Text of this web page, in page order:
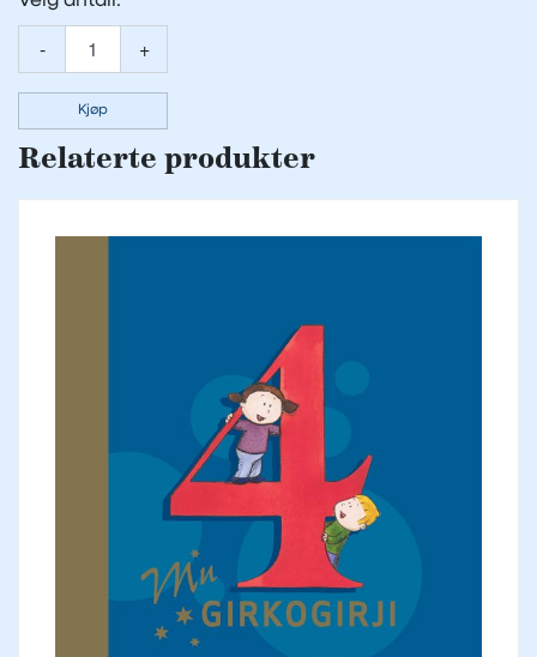
- +
Kjøp
Relaterte produkter